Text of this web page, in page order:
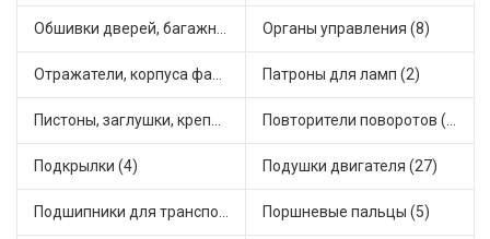
Обшивки дверей, багажника, потолков, накладки салона (1) Органы управления (8)
Отражатели, корпуса фар и фонарей (3) Патроны для ламп (2)
Пистоны, заглушки, крепежные элементы (2) Повторители поворотов (3)
Подкрылки (4) Подушки двигателя (27)
Подшипники для транспорта (21) Поршневые пальцы (5)